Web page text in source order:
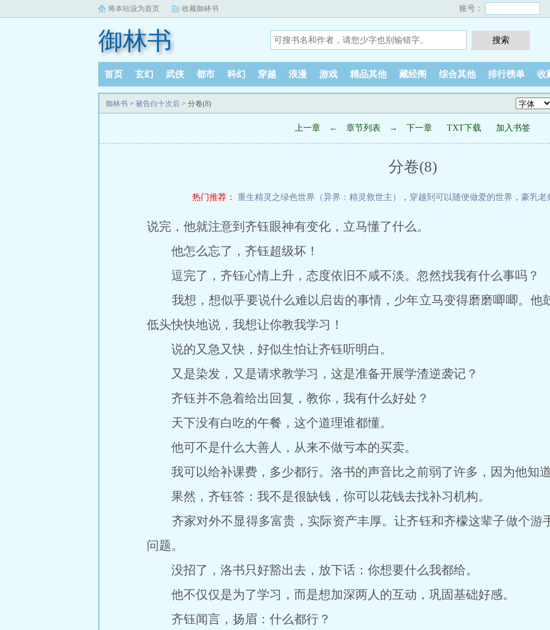
将本站设为首页 收藏御林书 账号：
御林书
首页 玄幻 武侠 都市 科幻 穿越 浪漫 游戏 精品其他 藏经阁 综合其他 排行榜单 收
御林书 > 被告白十次后 > 分卷(8)
上一章 ← 章节列表 → 下一章 TXT下载 加入书签
分卷(8)
热门推荐： 重生精灵之绿色世界（异界：精灵救世主） ， 穿越到可以随便做爱的世界 ， 豪乳老
说完，他就注意到齐钰眼神有变化，立马懂了什么。
他怎么忘了，齐钰超级坏！
逗完了，齐钰心情上升，态度依旧不咸不淡。忽然找我有什么事吗？
我想，想似乎要说什么难以启齿的事情，少年立马变得磨磨唧唧。他
低头快快地说，我想让你教我学习！
说的又急又快，好似生怕让齐钰听明白。
又是染发，又是请求教学习，这是准备开展学渣逆袭记？
齐钰并不急着给出回复，教你，我有什么好处？
天下没有白吃的午餐，这个道理谁都懂。
他可不是什么大善人，从来不做亏本的买卖。
我可以给补课费，多少都行。洛书的声音比之前弱了许多，因为他知
果然，齐钰答：我不是很缺钱，你可以花钱去找补习机构。
齐家对外不显得多富贵，实际资产丰厚。让齐钰和齐檬这辈子做个游
问题。
没招了，洛书只好豁出去，放下话：你想要什么我都给。
他不仅仅是为了学习，而是想加深两人的互动，巩固基础好感。
齐钰闻言，扬眉：什么都行？